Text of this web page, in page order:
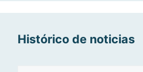
Histórico de noticias